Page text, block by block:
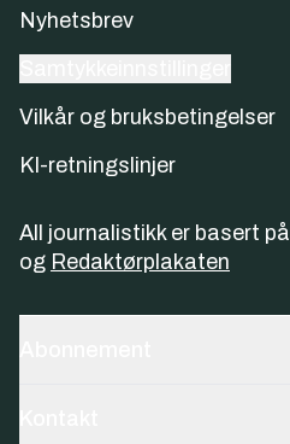
Nyhetsbrev
Vilkår og bruksbetingelser
KI-retningslinjer
All journalistikk er basert på
og Redaktørplakaten